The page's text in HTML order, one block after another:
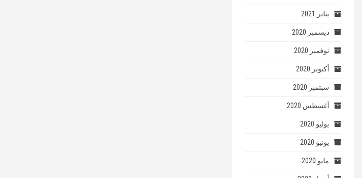
يناير 2021
ديسمبر 2020
نوفمبر 2020
أكتوبر 2020
سبتمبر 2020
أغسطس 2020
يوليو 2020
يونيو 2020
مايو 2020